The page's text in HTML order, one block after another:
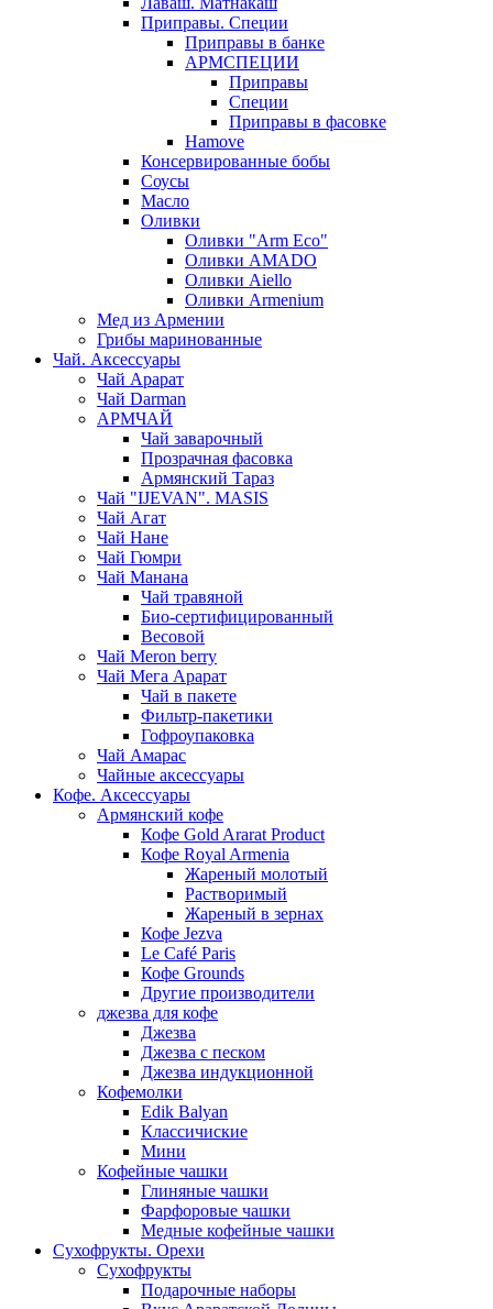
Приправы. Специи
Приправы в банке
АРМСПЕЦИИ
Приправы
Специи
Приправы в фасовке
Hamove
Консервированные бобы
Соусы
Масло
Оливки
Оливки "Arm Eco"
Оливки AMADO
Оливки Aiello
Оливки Armenium
Мед из Армении
Грибы маринованные
Чай. Аксессуары
Чай Арарат
Чай Darman
АРМЧАЙ
Чай заварочный
Прозрачная фасовка
Армянский Тараз
Чай "IJEVAN". MASIS
Чай Агат
Чай Нане
Чай Гюмри
Чай Манана
Чай травяной
Био-сертифицированный
Весовой
Чай Meron berry
Чай Мега Арарат
Чай в пакете
Фильтр-пакетики
Гофроупаковка
Чай Амарас
Чайные аксессуары
Кофе. Аксессуары
Армянский кофе
Кофе Gold Ararat Product
Кофе Royal Armenia
Жареный молотый
Растворимый
Жареный в зернах
Кофе Jezva
Le Café Paris
Кофе Grounds
Другие производители
джезва для кофе
Джезва
Джезва с песком
Джезва индукционной
Кофемолки
Edik Balyan
Классичиские
Мини
Кофейные чашки
Глиняные чашки
Фарфоровые чашки
Медные кофейные чашки
Сухофрукты. Орехи
Сухофрукты
Подарочные наборы